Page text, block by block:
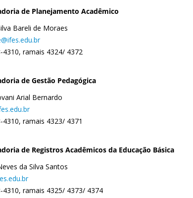
de Planejamento Acadêmico
Bareli de Moraes
4310, ramais 4324/ 4372
de Gestão Pedagógica
Arial Bernardo
4310, ramais 4323/ 4371
de Registros Acadêmicos da Educação Básica
da Silva Santos
4310, ramais 4325/ 4373/ 4374